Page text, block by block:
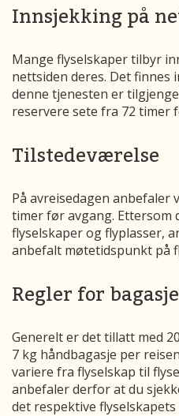
Innsjekking på
Mange flyselskaper tilbyr
nettsiden deres. Det
denne tjenesten er
reservere sete fra 72 timer
Tilstedeværelse
På avreisedagen anbefaler
timer før avgang. Ettersom
flyselskaper og flyplasser,
anbefalt møtetidspunkt på
Regler for bagasje
Generelt er det tillatt med
7 kg håndbagasje per
variere fra flyselskap til
anbefaler derfor at du
det respektive flyselskapets